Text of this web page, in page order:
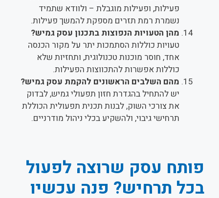
פעילות, ופעילות מוגבלת – ולוודא שתמיד
נשמרת רמת תזרים מספקת להמשך פעילות.
מהן הטעויות הנפוצות בתכנון עסק גמיש?
טעויות כוללות הסתמכות יתר על מקור הכנסה
אחד, חוסר מוכנות טכנולוגית, ותחזיות שלא
כוללות אפשרות להתכווצות הפעילות.
מהם השלבים הראשונים להקמת עסק גמיש?
יש להתחיל בהגדרת חזון תפעולי גמיש, לבדוק
את צורכי השוק, לבנות תכנית תפעולית הכוללת
תרחישי גיבוי, ולהשקיע בכלי ניהול מודרניים.
פותח עסק שרוצה לפעול
בכל תרחיש? פנה עכשיו